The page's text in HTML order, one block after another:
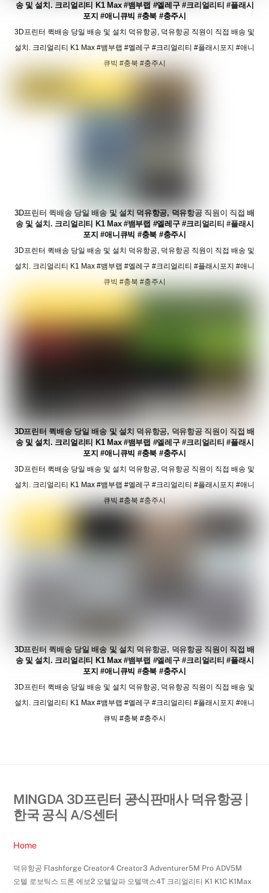
송 및 설치. 크리얼리티 K1 Max #뱀부랩 #엘레구 #크리얼리티 #플래시
포지 #애니큐빅 #충북 #충주시
3D프린터 퀵배송 당일 배송 및 설치 덕유항공, 덕유항공 직원이 직접 배송 및
설치. 크리얼리티 K1 Max #뱀부랩 #엘레구 #크리얼리티 #플래시포지 #애니
큐빅 #충북 #충주시
3D프린터 퀵배송 당일 배송 및 설치 덕유항공, 덕유항공 직원이 직접 배
송 및 설치. 크리얼리티 K1 Max #뱀부랩 #엘레구 #크리얼리티 #플래시
포지 #애니큐빅 #충북 #충주시
3D프린터 퀵배송 당일 배송 및 설치 덕유항공, 덕유항공 직원이 직접 배송 및
설치. 크리얼리티 K1 Max #뱀부랩 #엘레구 #크리얼리티 #플래시포지 #애니
큐빅 #충북 #충주시
3D프린터 퀵배송 당일 배송 및 설치 덕유항공, 덕유항공 직원이 직접 배
송 및 설치. 크리얼리티 K1 Max #뱀부랩 #엘레구 #크리얼리티 #플래시
포지 #애니큐빅 #충북 #충주시
3D프린터 퀵배송 당일 배송 및 설치 덕유항공, 덕유항공 직원이 직접 배송 및
설치. 크리얼리티 K1 Max #뱀부랩 #엘레구 #크리얼리티 #플래시포지 #애니
큐빅 #충북 #충주시
3D프린터 퀵배송 당일 배송 및 설치 덕유항공, 덕유항공 직원이 직접 배
송 및 설치. 크리얼리티 K1 Max #뱀부랩 #엘레구 #크리얼리티 #플래시
포지 #애니큐빅 #충북 #충주시
3D프린터 퀵배송 당일 배송 및 설치 덕유항공, 덕유항공 직원이 직접 배송 및
설치. 크리얼리티 K1 Max #뱀부랩 #엘레구 #크리얼리티 #플래시포지 #애니
큐빅 #충북 #충주시
Back
MINGDA 3D프린터 공식판매사 덕유항공 |
한국 공식 A/S센터
Home
덕유항공 Flashforge Creator4 Creator3 Adventurer5M Pro ADV5M
오텔 로보틱스 드론 에보2 오텔알파 오텔맥스4T 크리얼리티 K1 K1C K1Max